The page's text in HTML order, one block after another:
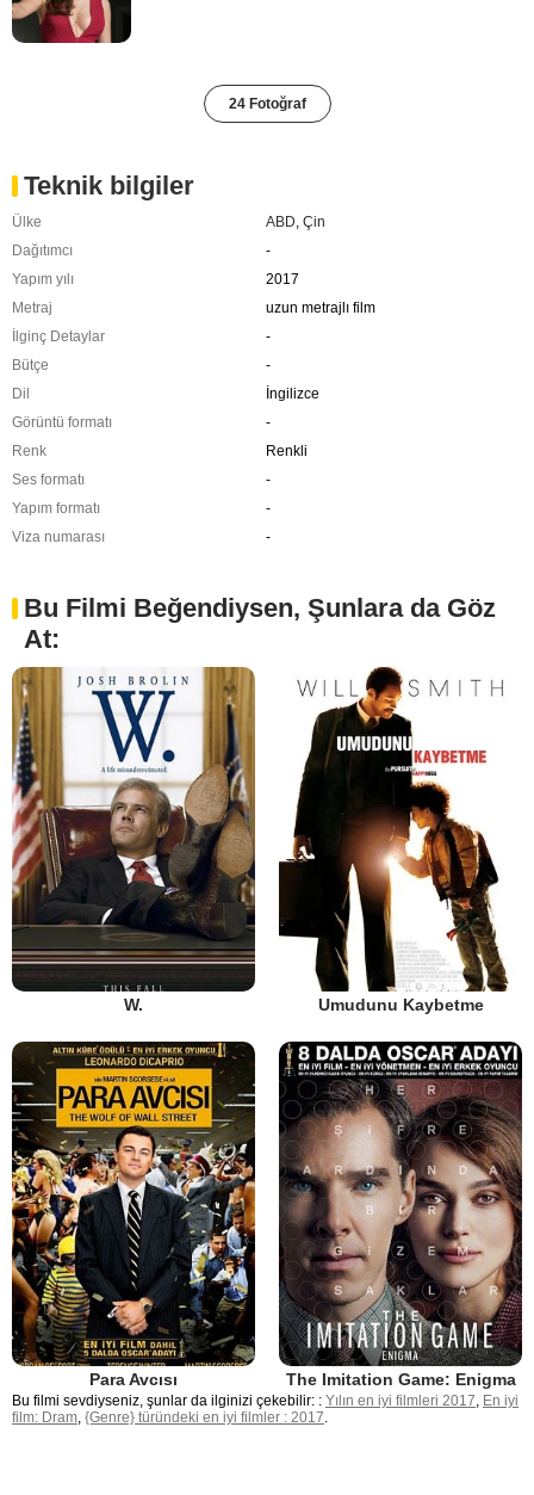
24 Fotoğraf
Teknik bilgiler
Ülke ABD, Çin
Dağıtımcı
-
Yapım yılı
2017
Metraj
uzun metrajlı film
İlginç Detaylar
-
Bütçe
-
Dil
İngilizce
Görüntü formatı
-
Renk
Renkli
Ses formatı
-
Yapım formatı
-
Viza numarası
-
Bu Filmi Beğendiysen, Şunlara da Göz
At:
W. Umudunu Kaybetme
Para Avcısı The Imitation Game: Enigma
Bu filmi sevdiyseniz, şunlar da ilginizi çekebilir: : Yılın en iyi filmleri 2017, En iyi
film: Dram, {Genre} türündeki en iyi filmler : 2017.